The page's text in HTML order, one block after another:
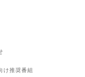
け推奨番組